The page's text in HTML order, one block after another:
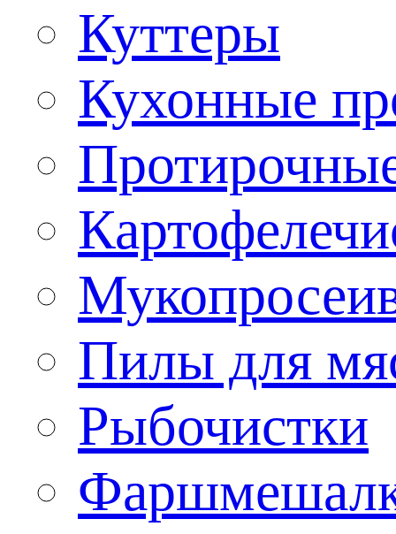
Куттеры
Кухонные
Пилы для
Рыбочистки